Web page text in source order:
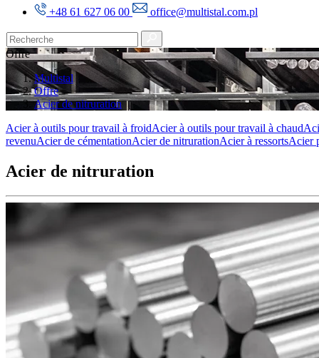
+48 61 627 06 00
office@multistal.com.pl
Offre
Multistal
Offre
Acier de nitruration
Acier à outils pour travail à froidAcier à outils pour travail à chaud
revenuAcier de cémentationAcier de nitrurationAcier à ressortsAcier
Acier de nitruration